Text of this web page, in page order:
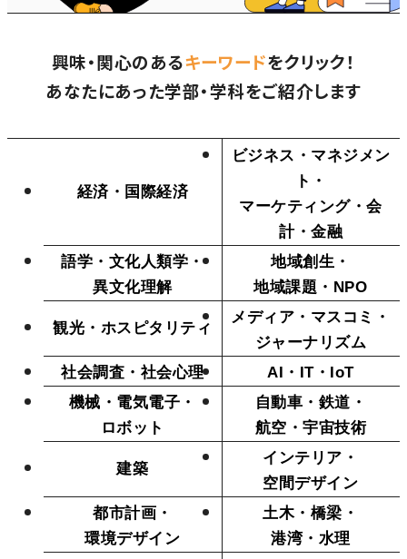
情報公開
各種取り組み
点検・評価
国際学部
経済学部
経営学部
現代社会学部
薬学部
看護学部
農学部
大学院
法学研究科
国際言語文化研究科
学生ボランティアの募集依頼について
キャンパスライフ
証明書発行、手続き
ボランティア
就職・キャリア
インターンシップ
資格取得サポート
採用ご担当の方へ
グローバルセンター
危機管理対応
本学への正規留学生に対する支援
本学への短期留学生に対する支援
海外協定校
キャンパス内国際交流
その他（国際協力等）
興味・関心のあるキーワードをクリック！
あなたにあった学部・学科をご紹介します
経済・国際経済
ビジネス・マネジメン
ト・
マーケティング・会
計・金融
語学・文化人類学・
異文化理解
地域創生・
地域課題・NPO
観光・ホスピタリティ
メディア・マスコミ・
ジャーナリズム
社会調査・社会心理
AI・IT・IoT
機械・電気電子・
ロボット
自動車・鉄道・
航空・宇宙技術
建築
インテリア・
空間デザイン
都市計画・
環境デザイン
土木・橋梁・
港湾・水理